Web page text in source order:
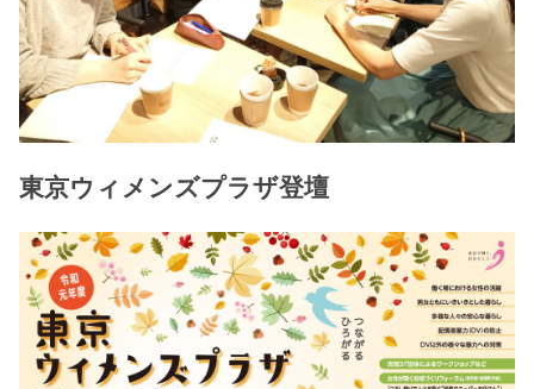
東京ウィメンズプラザ登壇